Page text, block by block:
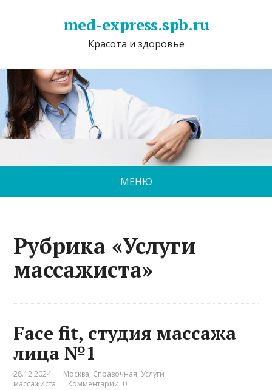
med-express.spb.ru
Красота и здоровье
МЕНЮ
Рубрика «Услуги
массажиста»
Face fit, студия массажа
лица №1
28.12.2024 Москва, Справочная, Услуги
массажиста
Комментарии: 0